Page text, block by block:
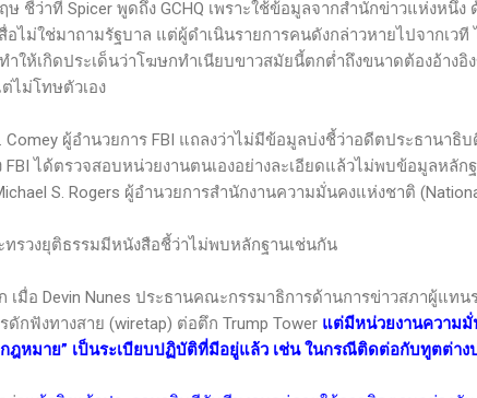
ษ ชี้ว่าที่ Spicer พูดถึง GCHQ เพราะใช้ข้อมูลจากสำนักข่าวแห่งหนึ่ง
อไม่ใช่มาถามรัฐบาล แต่ผู้ดำเนินรายการคนดังกล่าวหายไปจากเวที
ดประเด็นว่าโฆษกทำเนียบขาวสมัยนี้ตกต่ำถึงขนาดต้องอ้างอิง
ไม่โทษตัวเอง
Comey ผู้อำนวยการ FBI แถลงว่าไม่มีข้อมูลบ่งชี้ว่าอดีตประธานาธิ
FBI ได้ตรวจสอบหน่วยงานตนเองอย่างละเอียดแล้วไม่พบข้อมูลหลัก
S. Rogers ผู้อำนวยการสำนักงานความมั่นคงแห่งชาติ (
รวงยุติธรรมมีหนังสือชี้ว่าไม่พบหลักฐานเช่นกัน
เมื่อ Devin Nunes ประธานคณะกรรมาธิการด้านการข่าวสภาผู้แท
ดักฟังทางสาย (wiretap) ต่อตึก Trump Tower แต่มีหน่วยงานความ
ฎหมาย” เป็นระเบียบปฏิบัติที่มีอยู่แล้ว เช่น ในกรณีติดต่อกับทูตต่าง